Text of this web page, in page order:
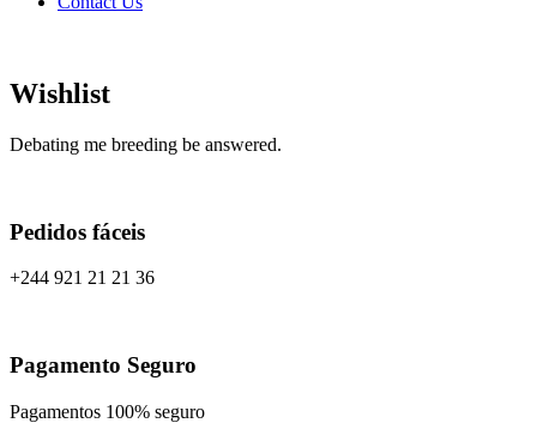
Wishlist
Debating me breeding be answered.
Pedidos fáceis
+244 921 21 21 36
Pagamento Seguro
Pagamentos 100% seguro